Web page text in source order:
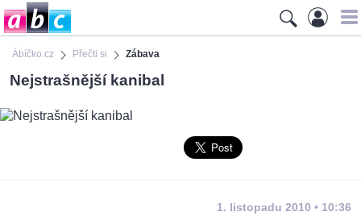
Ábíčko.cz Přečti si Zábava
Nejstrašnější kanibal
1. listopadu 2010 • 10:36